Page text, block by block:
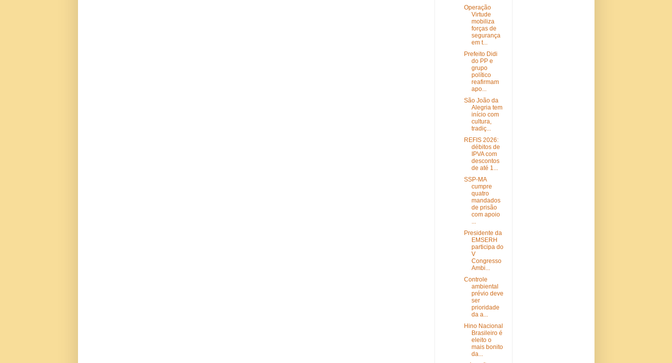
Operação
Virtude
mobiliza
forças de
segurança
em t...
Prefeito Didi
do PP e
grupo
político
reafirmam
apo...
São João da
Alegria tem
início com
cultura,
tradiç...
REFIS 2026:
débitos de
IPVA com
descontos
de até 1...
SSP-MA
cumpre
quatro
mandados
de prisão
com apoio
...
Presidente da
EMSERH
participa do
V
Congresso
Ambi...
Controle
ambiental
prévio deve
ser
prioridade
da a...
Hino Nacional
Brasileiro é
eleito o
mais bonito
da...